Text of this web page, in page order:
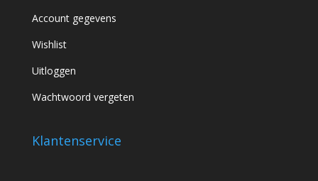
Account gegevens
Wishlist
Uitloggen
Wachtwoord vergeten
Klantenservice